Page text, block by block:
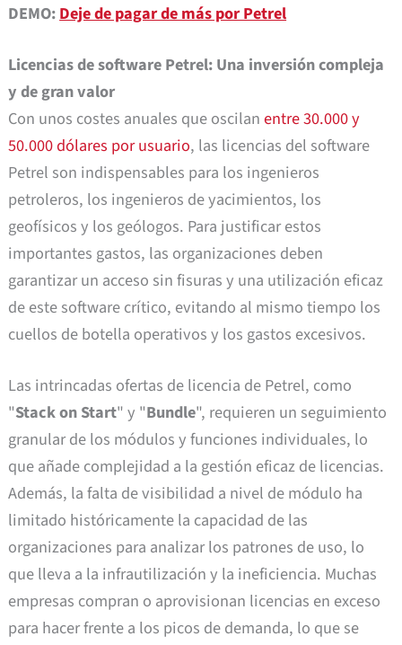
DEMO:Deje de pagar de más por Petrel
Licencias de software Petrel: Una inversión compleja
y de gran valor
Con unos costes anuales que oscilanentre 30.000 y
50.000 dólares por usuario, las licencias del software
Petrel son indispensables para los ingenieros
petroleros, los ingenieros de yacimientos, los
geofísicos y los geólogos. Para justificar estos
importantes gastos, las organizaciones deben
garantizar un acceso sin fisuras y una utilización eficaz
de este software crítico, evitando al mismo tiempo los
cuellos de botella operativos y los gastos excesivos.
Las intrincadas ofertas de licencia de Petrel, como
"Stack on Start" y "Bundle", requieren un seguimiento
granular de los módulos y funciones individuales, lo
que añade complejidad a la gestión eficaz de licencias.
Además, la falta de visibilidad a nivel de módulo ha
limitado históricamente la capacidad de las
organizaciones para analizar los patrones de uso, lo
que lleva a la infrautilización y la ineficiencia. Muchas
empresas compran o aprovisionan licencias en exceso
para hacer frente a los picos de demanda, lo que se